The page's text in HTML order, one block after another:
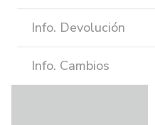
Info. Devolución
Info. Cambios